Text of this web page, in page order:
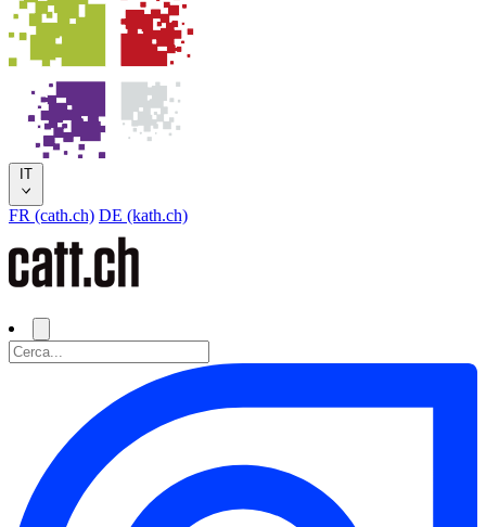
IT
FR (cath.ch) DE (kath.ch)